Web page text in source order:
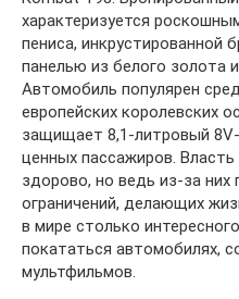
характеризуется
пениса, инкрустированной
панелью из белого золота
Автомобиль популярен
европейских королевских
защищает 8,1-литровый
ценных пассажиров. Власть
здорово, но ведь из-за них
ограничений, делающих
в мире столько
покататься автомобилях,
мультфильмов.